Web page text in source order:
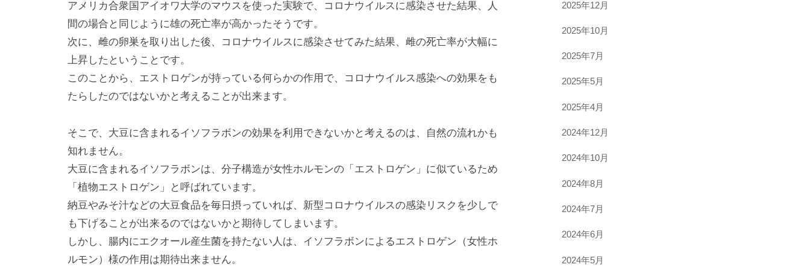
アメリカ合衆国アイオワ大学のマウスを使った実験で、コロナウイルスに感染させた結果、人
間の場合と同じように雄の死亡率が高かったそうです。
次に、雌の卵巣を取り出した後、コロナウイルスに感染させてみた結果、雌の死亡率が大幅に
上昇したということです。
このことから、エストロゲンが持っている何らかの作用で、コロナウイルス感染への効果をも
たらしたのではないかと考えることが出来ます。
そこで、大豆に含まれるイソフラボンの効果を利用できないかと考えるのは、自然の流れかも
知れません。
大豆に含まれるイソフラボンは、分子構造が女性ホルモンの「エストロゲン」に似ているため
「植物エストロゲン」と呼ばれています。
納豆やみそ汁などの大豆食品を毎日摂っていれば、新型コロナウイルスの感染リスクを少しで
も下げることが出来るのではないかと期待してしまいます。
しかし、腸内にエクオール産生菌を持たない人は、イソフラボンによるエストロゲン（女性ホ
ルモン）様の作用は期待出来ません。
2025年12月
2025年10月
2025年7月
2025年5月
2025年4月
2024年12月
2024年10月
2024年8月
2024年7月
2024年6月
2024年5月